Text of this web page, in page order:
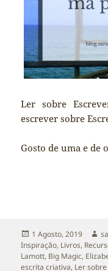
Ler sobre
escrever sobre
Gosto de uma e de
Publicado
a
1 Agosto, 2019
Inspiração, Livros,
Lamott, Big Magic,
escrita criativa, Ler